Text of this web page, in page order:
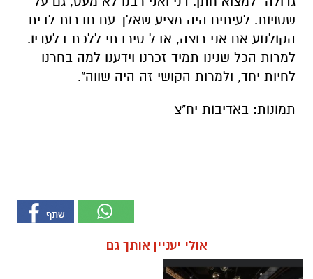
שטויות. לעיתים היה מציע שאלך עם חברות לבית
הקולנוע אם אני רוצה, אבל סירבתי ללכת בלעדיו.
למרות הכל שנינו תמיד זכרנו וידענו למה בחרנו
לחיות יחד, ולמרות הקושי זה היה שווה".
תמונות: באדיבות יח"צ
אולי יעניין אותך גם